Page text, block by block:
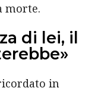
morte.
di lei, il
in